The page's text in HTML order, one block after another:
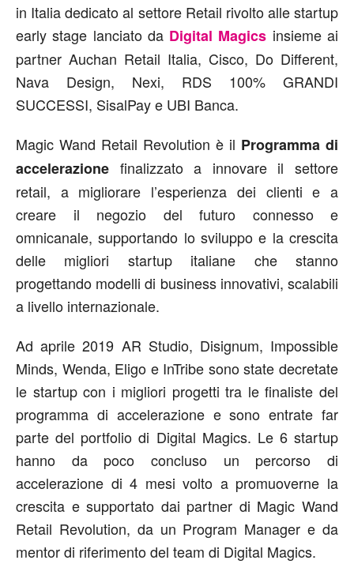
in Italia dedicato al settore Retail rivolto alle startup
early stage lanciato da Digital Magics insieme ai
partner Auchan Retail Italia, Cisco, Do Different,
Nava Design, Nexi, RDS 100% GRANDI
SUCCESSI, SisalPay e UBI Banca.
Magic Wand Retail Revolution è il Programma di
accelerazione finalizzato a innovare il settore
retail, a migliorare l’esperienza dei clienti e a
creare il negozio del futuro connesso e
omnicanale, supportando lo sviluppo e la crescita
delle migliori startup italiane che stanno
progettando modelli di business innovativi, scalabili
a livello internazionale.
Ad aprile 2019 AR Studio, Disignum, Impossible
Minds, Wenda, Eligo e InTribe sono state decretate
le startup con i migliori progetti tra le finaliste del
programma di accelerazione e sono entrate far
parte del portfolio di Digital Magics. Le 6 startup
hanno da poco concluso un percorso di
accelerazione di 4 mesi volto a promuoverne la
crescita e supportato dai partner di Magic Wand
Retail Revolution, da un Program Manager e da
mentor di riferimento del team di Digital Magics.